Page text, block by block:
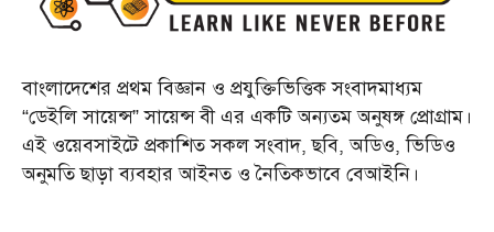
বাংলাদেশের প্রথম বিজ্ঞান ও প্রযুক্তিভিত্তিক সংবাদমাধ্যম
“ডেইলি সায়েন্স” সায়েন্স বী এর একটি অন্যতম অনুষঙ্গ প্রোগ্রাম।
এই ওয়েবসাইটে প্রকাশিত সকল সংবাদ, ছবি, অডিও, ভিডিও
অনুমতি ছাড়া ব্যবহার আইনত ও নৈতিকভাবে বেআইনি।